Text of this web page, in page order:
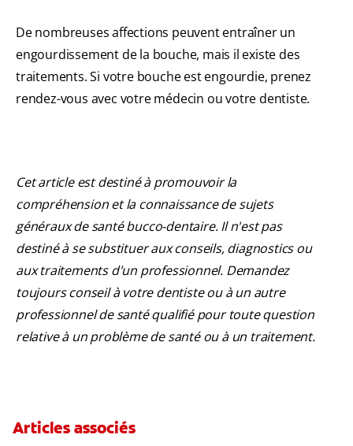
De nombreuses affections peuvent entraîner un
engourdissement de la bouche, mais il existe des
traitements. Si votre bouche est engourdie, prenez
rendez-vous avec votre médecin ou votre dentiste.
Cet article est destiné à promouvoir la
compréhension et la connaissance de sujets
généraux de santé bucco-dentaire. Il n'est pas
destiné à se substituer aux conseils, diagnostics ou
aux traitements d'un professionnel. Demandez
toujours conseil à votre dentiste ou à un autre
professionnel de santé qualifié pour toute question
relative à un problème de santé ou à un traitement.
Articles associés